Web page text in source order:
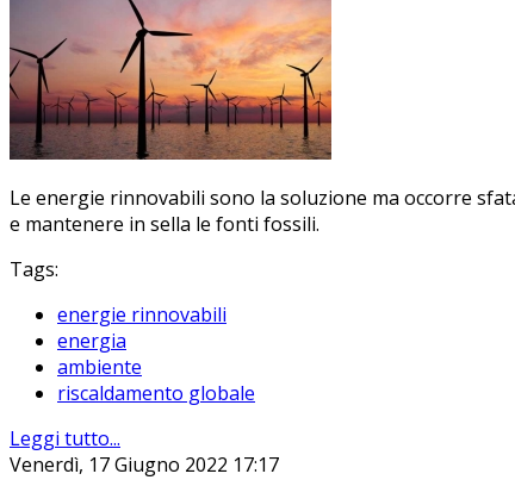
Le energie rinnovabili sono la soluzione ma occorre
e mantenere in sella le fonti fossili.
Tags:
energie rinnovabili
energia
ambiente
riscaldamento globale
Leggi tutto...
Venerdì, 17 Giugno 2022 17:17